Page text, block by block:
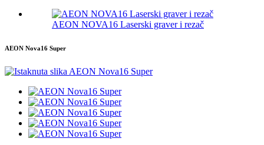
AEON NOVA16 Laserski graver i rezač
AEON Nova16 Super